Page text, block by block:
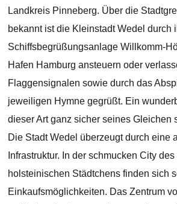
Landkreis Pinneberg. Über die
bekannt ist die Kleinstadt Wedel durch
Schiffsbegrüßungsanlage Willkomm-
Hafen Hamburg ansteuern oder
Flaggensignalen sowie durch das
jeweiligen Hymne gegrüßt. Ein
dieser Art ganz sicher seines Gleichen
Die Stadt Wedel überzeugt durch eine
Infrastruktur. In der schmucken City
holsteinischen Städtchens finden sich
Einkaufsmöglichkeiten. Das Zentrum